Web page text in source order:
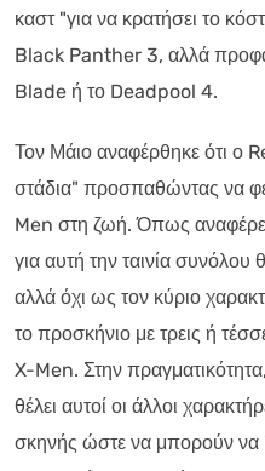
καστ "για να κρατήσει το
Black Panther 3, αλλά
Blade ή το Deadpool 4.
Τον Μάιο αναφέρθηκε ότι ο
στάδια" προσπαθώντας να
Men στη ζωή. Όπως
για αυτή την ταινία
αλλά όχι ως τον κύριο
το προσκήνιο με τρεις ή
X-Men. Στην
θέλει αυτοί οι άλλοι
σκηνής ώστε να μπορούν να